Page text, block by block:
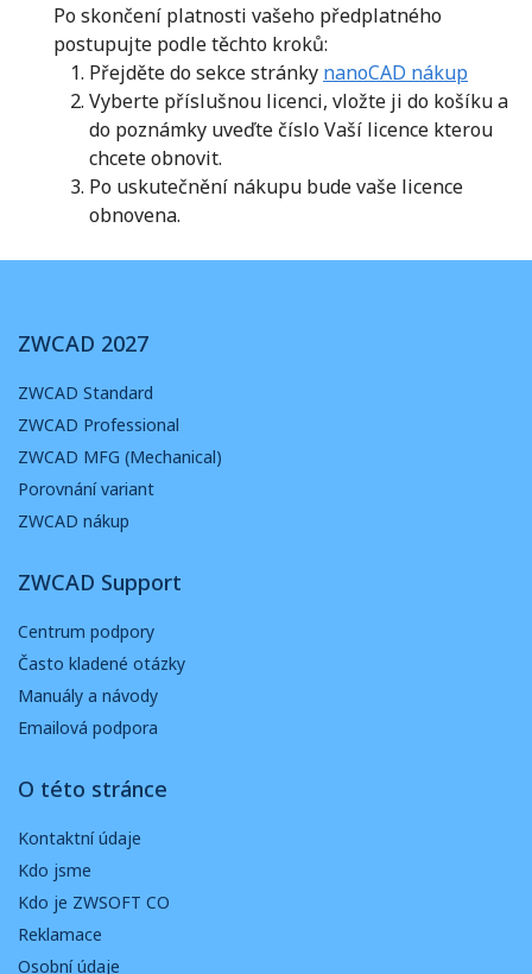
Po skončení platnosti vašeho předplatného
postupujte podle těchto kroků:
Přejděte do sekce stránky nanoCAD nákup
Vyberte příslušnou licenci, vložte ji do košíku a
do poznámky uveďte číslo Vaší licence kterou
chcete obnovit.
Po uskutečnění nákupu bude vaše licence
obnovena.
ZWCAD 2027
ZWCAD Standard
ZWCAD Professional
ZWCAD MFG (Mechanical)
Porovnání variant
ZWCAD nákup
ZWCAD Support
Centrum podpory
Často kladené otázky
Manuály a návody
Emailová podpora
O této stránce
Kontaktní údaje
Kdo jsme
Kdo je ZWSOFT CO
Reklamace
Osobní údaje